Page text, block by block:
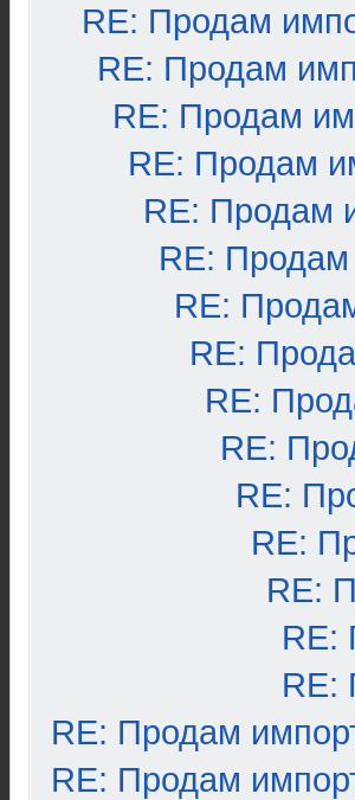
RE: Продам
RE: Продам
RE: Продам
RE: Продам
RE: Продам
RE:
RE:
RE:
RE:
RE:
RE:
RE:
RE:
RE:
RE:
RE: Продам
RE: Продам